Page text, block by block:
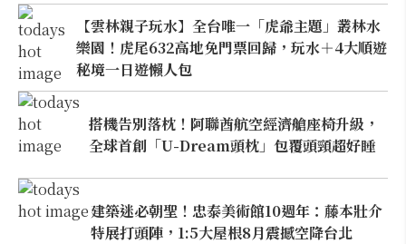
【雲林親子玩水】全台唯一「虎爺主題」叢林水
樂園！虎尾632高地免門票回歸，玩水＋4大順遊
秘境一日遊懶人包
搭機告別落枕！阿聯酋航空經濟艙座椅升級，
全球首創「U-Dream頭枕」包覆頭頸超好睡
建築迷必朝聖！忠泰美術館10週年：藤本壯介
特展打頭陣，1:5大屋根8月震撼空降台北